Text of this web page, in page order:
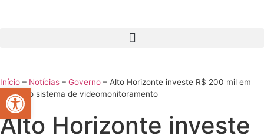
Início – Notícias – Governo – Alto Horizonte investe R$ 200 mil em
moderno sistema de videomonitoramento
Alto Horizonte investe
Abrir a barra de ferramentas